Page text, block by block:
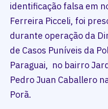
identificação falsa em
Ferreira Picceli, foi
durante operação da
de Casos Puníveis da
Paraguai, no bairro
Pedro Juan Caballero
Porã.